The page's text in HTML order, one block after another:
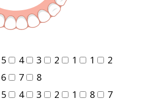
5 4 3 2 1 1
2
6 7
8
5 4 3 2 1 8
7